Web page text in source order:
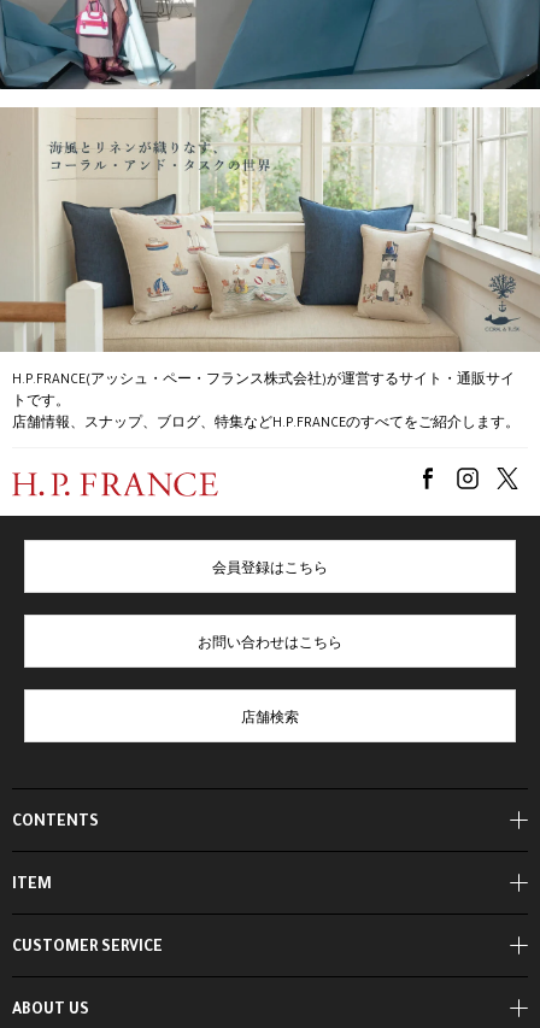
H.P.FRANCE(アッシュ・ペー・フランス株式会社)が運営するサイト・通販サイ
トです。
店舗情報、スナップ、ブログ、特集などH.P.FRANCEのすべてをご紹介します。
CONTENTS
ITEM
ABOUT US
会員登録はこちら
お問い合わせはこちら
店舗検索
CUSTOMER SERVICE